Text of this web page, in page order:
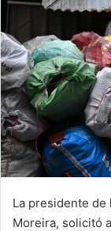
La presidente de
Moreira, solicitó